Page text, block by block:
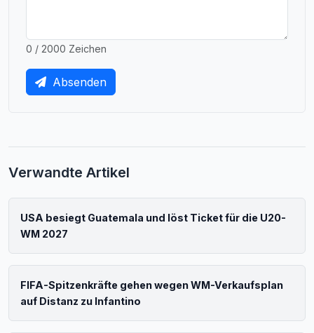
0 / 2000 Zeichen
Absenden
Verwandte Artikel
USA besiegt Guatemala und löst Ticket für die U20-
WM 2027
FIFA-Spitzenkräfte gehen wegen WM-Verkaufsplan
auf Distanz zu Infantino